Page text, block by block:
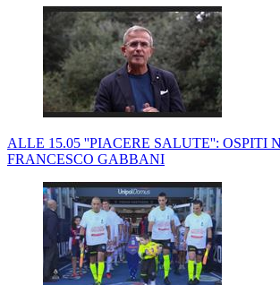
ALLE 15.05 ''PIACERE SALUTE'': OSPITI
FRANCESCO GABBANI